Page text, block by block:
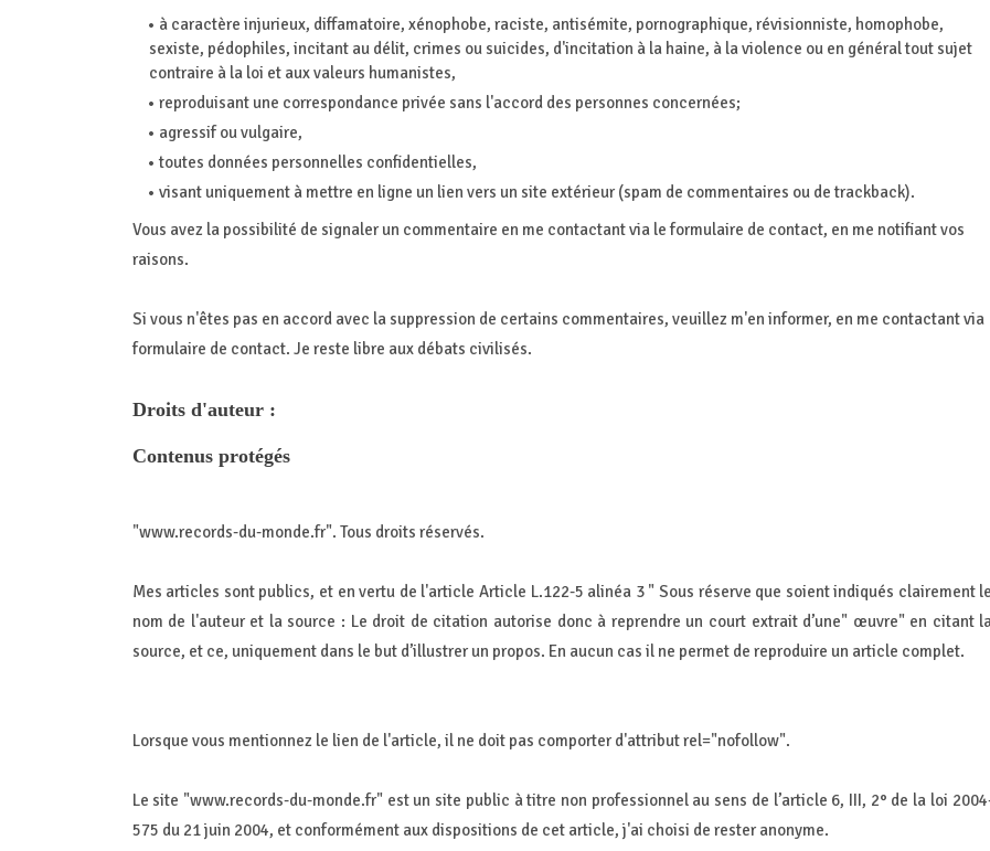
à caractère injurieux, diffamatoire, xénophobe, raciste, antisémite, pornographique, révisionniste, homophobe,
sexiste, pédophiles, incitant au délit, crimes ou suicides, d'incitation à la haine, à la violence ou en général tout sujet
contraire à la loi et aux valeurs humanistes,
reproduisant une correspondance privée sans l'accord des personnes concernées;
agressif ou vulgaire,
toutes données personnelles confidentielles,
visant uniquement à mettre en ligne un lien vers un site extérieur (spam de commentaires ou de trackback).
Vous avez la possibilité de signaler un commentaire en me contactant via le formulaire de contact, en me notifiant vos
raisons.
Si vous n'êtes pas en accord avec la suppression de certains commentaires, veuillez m'en informer, en me contactant via
formulaire de contact. Je reste libre aux débats civilisés.
Droits d'auteur :
Contenus protégés
"www.records-du-monde.fr". Tous droits réservés.
Mes articles sont publics, et en vertu de l'article Article L.122-5 alinéa 3 " Sous réserve que soient indiqués clairement le
nom de l'auteur et la source : Le droit de citation autorise donc à reprendre un court extrait d’une" œuvre" en citant
source, et ce, uniquement dans le but d’illustrer un propos. En aucun cas il ne permet de reproduire un article complet.
Lorsque vous mentionnez le lien de l'article, il ne doit pas comporter d'attribut rel="nofollow".
Le site "www.records-du-monde.fr" est un site public à titre non professionnel au sens de l’article 6, III, 2° de la loi
575 du 21 juin 2004, et conformément aux dispositions de cet article, j'ai choisi de rester anonyme.